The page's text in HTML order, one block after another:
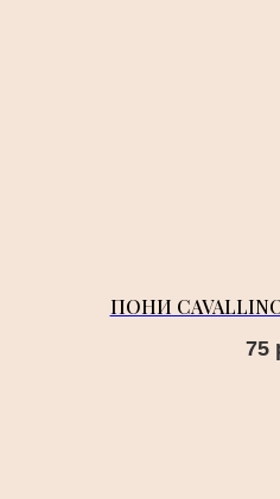
ПОНИ
75